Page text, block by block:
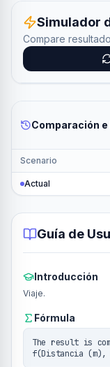
Simulador
Compare
Comparación
Scenario
Actual
Guía de
Introducción
Viaje.
Fórmula
The result is
f(Distancia (m),